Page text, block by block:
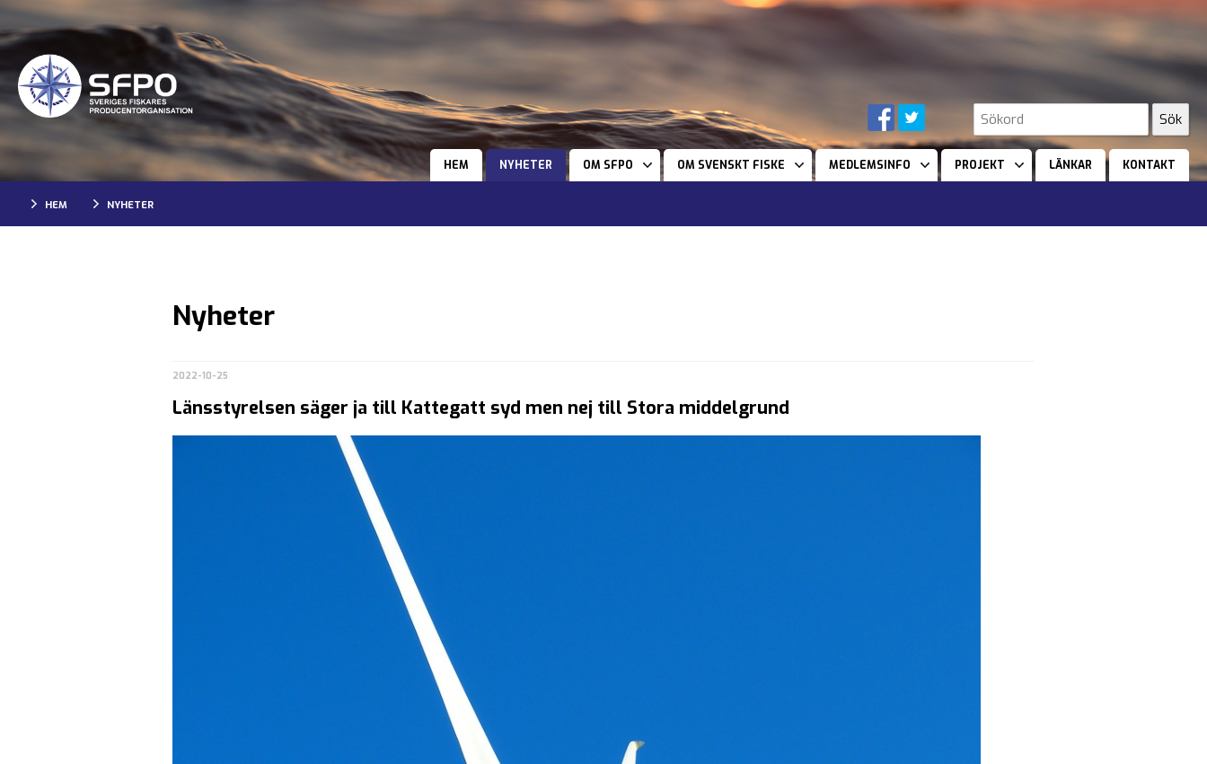
HEM NYHETER OM SFPO OM SVENSKT FISKE MEDLEMSINFO PROJEKT LÄNKAR KONTAKT
HEM NYHETER
Nyheter
2022-10-25
Länsstyrelsen säger ja till Kattegatt syd men nej till Stora middelgrund